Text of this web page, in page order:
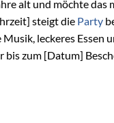
alt und möchte das
steigt die Party
leckeres Essen
bis zum [Datum]